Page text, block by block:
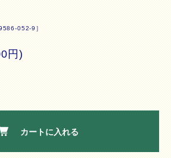
052-9］
円)
カートに入れる